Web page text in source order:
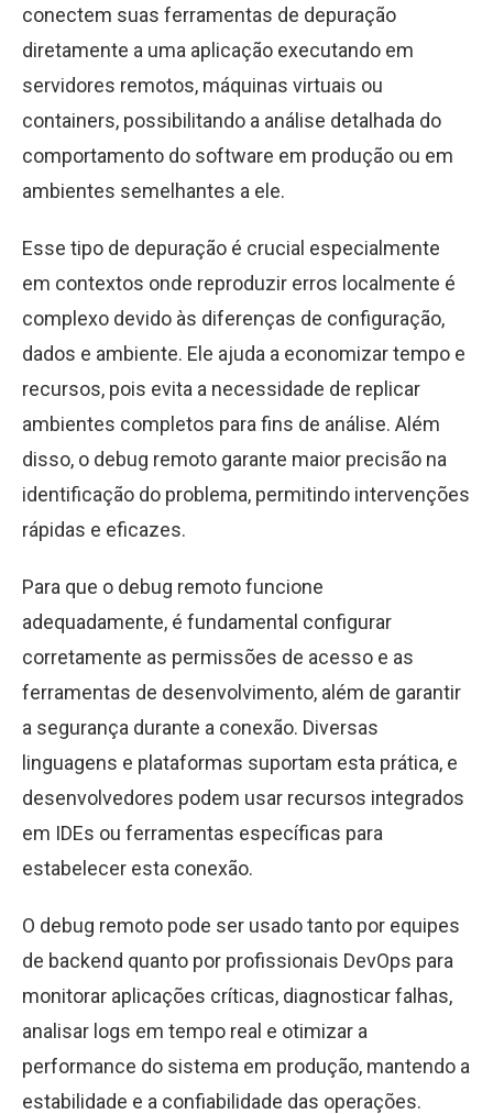
conectem suas ferramentas de depuração
diretamente a uma aplicação executando em
servidores remotos, máquinas virtuais ou
containers, possibilitando a análise detalhada do
comportamento do software em produção ou em
ambientes semelhantes a ele.
Esse tipo de depuração é crucial especialmente
em contextos onde reproduzir erros localmente é
complexo devido às diferenças de configuração,
dados e ambiente. Ele ajuda a economizar tempo e
recursos, pois evita a necessidade de replicar
ambientes completos para fins de análise. Além
disso, o debug remoto garante maior precisão na
identificação do problema, permitindo intervenções
rápidas e eficazes.
Para que o debug remoto funcione
adequadamente, é fundamental configurar
corretamente as permissões de acesso e as
ferramentas de desenvolvimento, além de garantir
a segurança durante a conexão. Diversas
linguagens e plataformas suportam esta prática, e
desenvolvedores podem usar recursos integrados
em IDEs ou ferramentas específicas para
estabelecer esta conexão.
O debug remoto pode ser usado tanto por equipes
de backend quanto por profissionais DevOps para
monitorar aplicações críticas, diagnosticar falhas,
analisar logs em tempo real e otimizar a
performance do sistema em produção, mantendo a
estabilidade e a confiabilidade das operações.